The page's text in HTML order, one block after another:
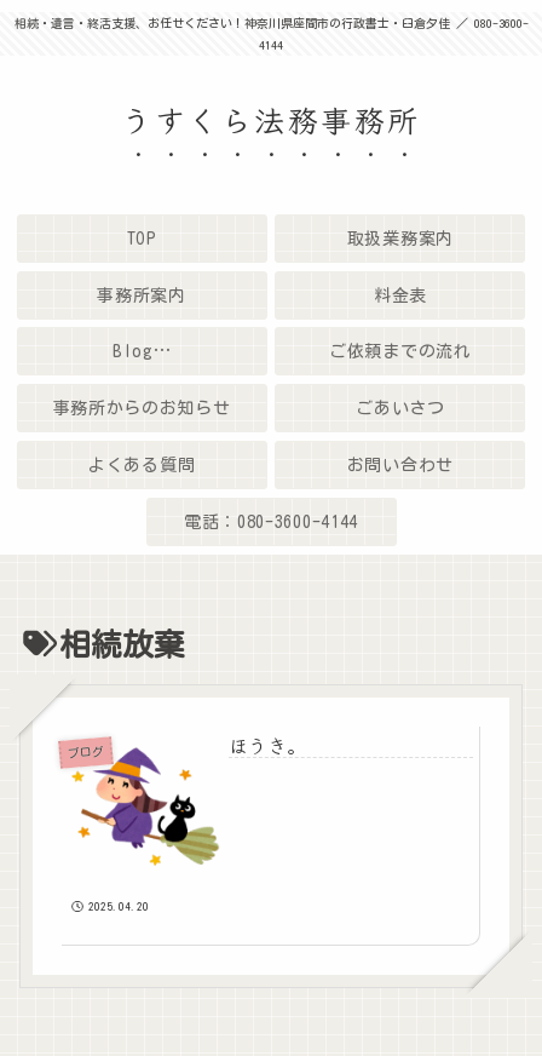
相続・遺言・終活支援、お任せください！神奈川県座間市の行政書士・臼倉夕佳 ／ 080-3600-
4144
うすくら法務事務所
TOP 取扱業務案内
事務所案内 料金表
Blog… ご依頼までの流れ
事務所からのお知らせ ごあいさつ
よくある質問 お問い合わせ
電話：080-3600-4144
相続放棄
ブログ ほうき。
2025.04.20